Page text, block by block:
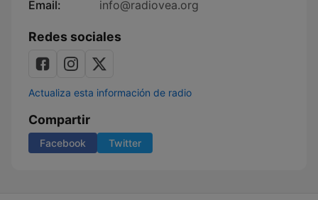
Email:
info@radiovea.org
Redes sociales
Actualiza esta información de radio
Compartir
Facebook Twitter